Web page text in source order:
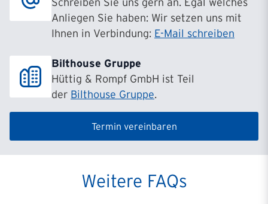
Schreiben Sie uns gern an. Egal welches
Anliegen Sie haben: Wir setzen uns mit
Ihnen in Verbindung: E-Mail schreiben
Bilthouse Gruppe
Hüttig & Rompf GmbH ist Teil
der Bilthouse Gruppe.
Termin vereinbaren
Weitere FAQs